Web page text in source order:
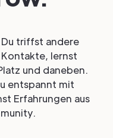
triffst andere
lernst
und daneben.
entspannt mit
Erfahrungen aus